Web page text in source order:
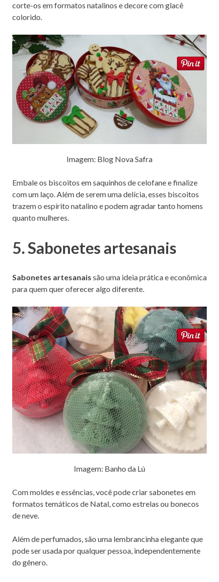
corte-os em formatos natalinos e decore com glacê
colorido.
Imagem: Blog Nova Safra
Embale os biscoitos em saquinhos de celofane e finalize
com um laço. Além de serem uma delícia, esses biscoitos
trazem o espírito natalino e podem agradar tanto homens
quanto mulheres.
5. Sabonetes artesanais
Sabonetes artesanais são uma ideia prática e econômica
para quem quer oferecer algo diferente.
Imagem: Banho da Lú
Com moldes e essências, você pode criar sabonetes em
formatos temáticos de Natal, como estrelas ou bonecos
de neve.
Além de perfumados, são uma lembrancinha elegante que
pode ser usada por qualquer pessoa, independentemente
do gênero.